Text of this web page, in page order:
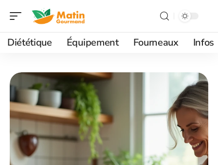
Diététique Équipement Fourneaux Infos